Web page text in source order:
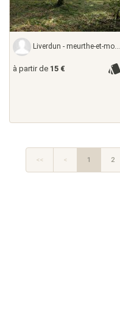
Liverdun - meurthe-et-moselle,
à partir de 15 €
<< < 1 2